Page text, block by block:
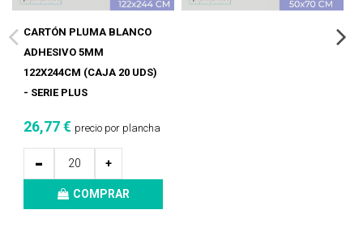
CARTÓN PLUMA BLANCO
ADHESIVO 5MM
122X244CM (CAJA 20 UDS)
- SERIE PLUS
26,77 € precio por plancha
+
-
COMPRAR